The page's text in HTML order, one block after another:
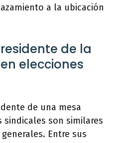
a la ubicación
de la
elecciones
de una mesa
son similares
Entre sus